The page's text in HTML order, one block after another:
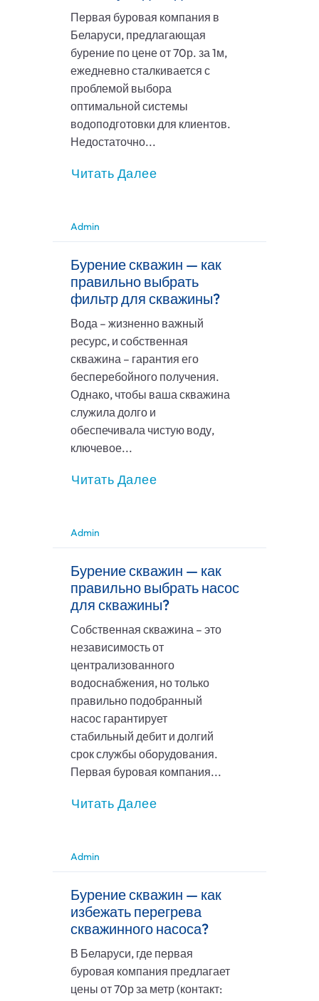
Первая буровая компания в
Беларуси, предлагающая
бурение по цене от 70р. за 1м,
ежедневно сталкивается с
проблемой выбора
оптимальной системы
водоподготовки для клиентов.
Недостаточно...
Читать Далее
Admin
Бурение скважин — как
правильно выбрать
фильтр для скважины?
Вода – жизненно важный
ресурс, и собственная
скважина – гарантия его
бесперебойного получения.
Однако, чтобы ваша скважина
служила долго и
обеспечивала чистую воду,
ключевое...
Читать Далее
Admin
Бурение скважин — как
правильно выбрать насос
для скважины?
Собственная скважина – это
независимость от
централизованного
водоснабжения, но только
правильно подобранный
насос гарантирует
стабильный дебит и долгий
срок службы оборудования.
Первая буровая компания...
Читать Далее
Admin
Бурение скважин — как
избежать перегрева
скважинного насоса?
В Беларуси, где первая
буровая компания предлагает
цены от 70р за метр (контакт: